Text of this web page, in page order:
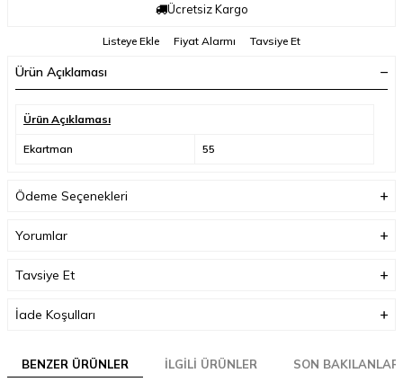
Ücretsiz Kargo
Listeye Ekle Fiyat Alarmı Tavsiye Et
Ürün Açıklaması
Ürün Açıklaması
Ekartman 55
Ödeme Seçenekleri
Yorumlar
Tavsiye Et
İade Koşulları
BENZER ÜRÜNLER İLGILI ÜRÜNLER SON BAKILANLAR